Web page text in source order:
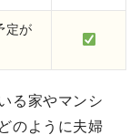
定が
る家やマンシ
のように夫婦